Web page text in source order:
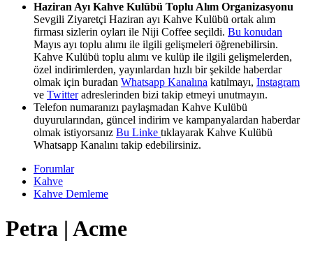
Haziran Ayı Kahve Kulübü Toplu Alım Organizasyonu
Sevgili Ziyaretçi Haziran ayı Kahve Kulübü ortak alım
firması sizlerin oyları ile Niji Coffee seçildi. Bu konudan
Mayıs ayı toplu alımı ile ilgili gelişmeleri öğrenebilirsin.
Kahve Kulübü toplu alımı ve kulüp ile ilgili gelişmelerden,
özel indirimlerden, yayınlardan hızlı bir şekilde haberdar
olmak için buradan Whatsapp Kanalına katılmayı, Instagram
ve Twitteradreslerinden bizi takip etmeyi unutmayın.
Telefon numaranızı paylaşmadan Kahve Kulübü
duyurularından, güncel indirim ve kampanyalardan haberdar
olmak istiyorsanız Bu Linke tıklayarak Kahve Kulübü
Whatsapp Kanalını takip edebilirsiniz.
Forumlar
Kahve
Kahve Demleme
Petra | Acme